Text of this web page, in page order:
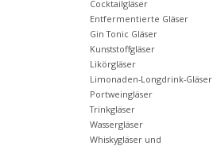
Cocktailgläser
Entfermentierte Gläser
Gin Tonic Gläser
Kunststoffgläser
Likörgläser
Limonaden-Longdrink-Gläser
Portweingläser
Trinkgläser
Wassergläser
Whiskygläser und